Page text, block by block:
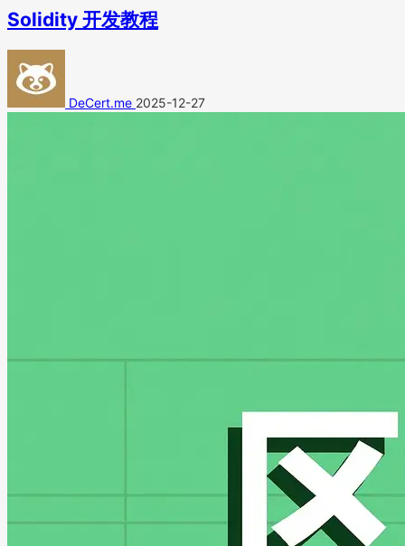
Solidity 开发教程
DeCert.me 2025-12-27